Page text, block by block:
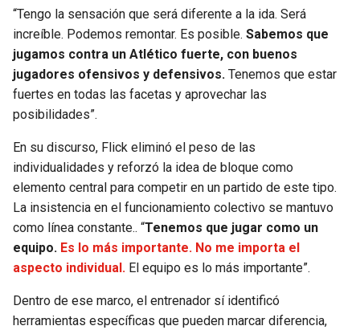
“Tengo la sensación que será diferente a la ida. Será
increíble. Podemos remontar. Es posible. Sabemos que
jugamos contra un Atlético fuerte, con buenos
jugadores ofensivos y defensivos. Tenemos que estar
fuertes en todas las facetas y aprovechar las
posibilidades”.
En su discurso, Flick eliminó el peso de las
individualidades y reforzó la idea de bloque como
elemento central para competir en un partido de este tipo.
La insistencia en el funcionamiento colectivo se mantuvo
como línea constante.. “Tenemos que jugar como un
equipo. Es lo más importante. No me importa el
aspecto individual. El equipo es lo más importante”.
Dentro de ese marco, el entrenador sí identificó
herramientas específicas que pueden marcar diferencia,